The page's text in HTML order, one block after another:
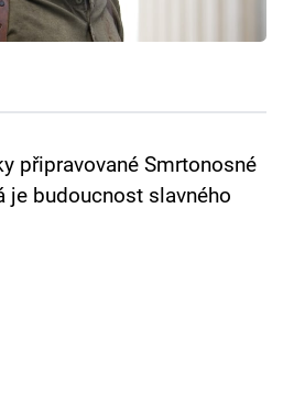
připravované Smrtonosné
je budoucnost slavného